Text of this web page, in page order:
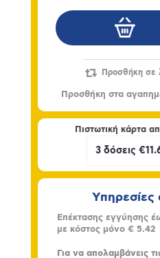
Πιστωτική κάρτα
Επέκτασης εγγύησης
με κόστος μόνο € 5.42
Για να απολαμβάνεις